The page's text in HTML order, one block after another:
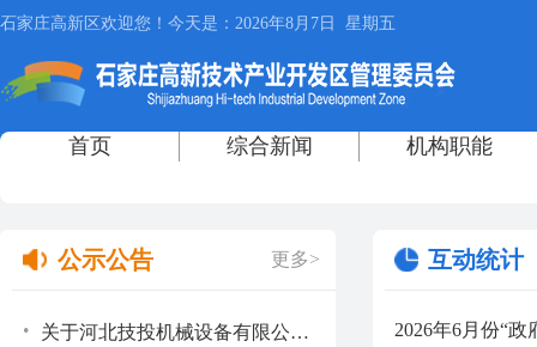
公示公告 更多>
. 关于河北技投机械设备有限公司新增全纤维炉衬热处理加热炉项目环境影响报告表审批决定的公告
互动统计
2026年6月份“